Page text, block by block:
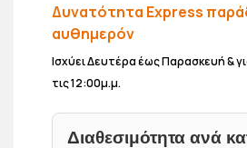
Δυνατότητα Express
αυθημερόν
Ισχύει Δευτέρα έως Παρασκευή &
τις 12:00μ.μ.
Διαθεσιμότητα ανά